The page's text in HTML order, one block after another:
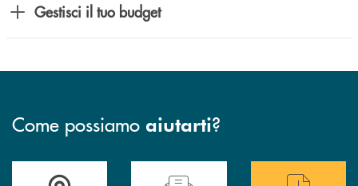
Gestisci il tuo budget
Come possiamo aiutarti?
Trova la filiale più vicina a teHai bisogno di assistenza immediata ?
Hai bisogno di